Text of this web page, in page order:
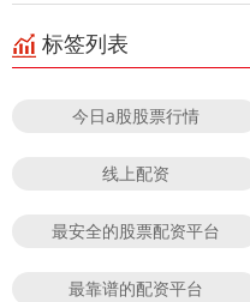
标签列表
今日a股股票行情
线上配资
最安全的股票配资平台
最靠谱的配资平台